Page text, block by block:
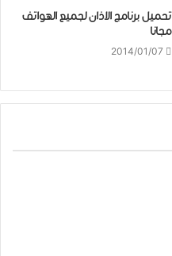
تحميل برنامج الاذان لجميع الهواتف
مجانا
2014/01/07